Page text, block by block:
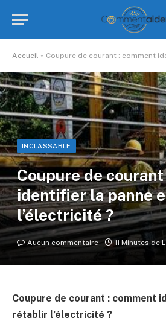
Accueil » Coupure de courant : comment identifier
INCLASSABLE
Coupure de
identifier la panne
l’électricité ?
Aucun commentaire 11 Minutes de
Coupure de courant : comment
rétablir l’électricité ?